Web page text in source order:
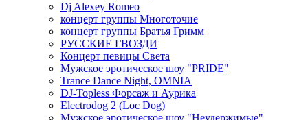
Dj Alexey Romeo
концерт группы Многоточие
концерт группы Братья Гримм
РУССКИЕ ГВОЗДИ
Концерт певицы Света
Мужское эротическое шоу "PRIDE"
Trance Dance Night, OMNIA
DJ-Topless Форсаж и Аурика
Electrodog 2 (Loc Dog)
Мужское эротическое шоу "Неудержимые"